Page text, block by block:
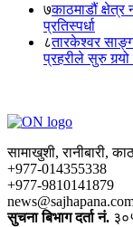
७काठमाडौं
प्रतिस्पर्धा
८तारकेश्वर
प्रहरीले सुरु
सामाखुशी, रानीबारी,
+977-014355338
+977-9810141879
सुचना बिभाग दर्ता नं.